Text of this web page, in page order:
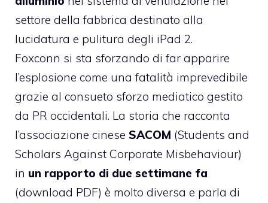
settore della fabbrica destinato alla
lucidatura e pulitura degli iPad 2.
Foxconn si sta sforzando di far apparire
l’esplosione come una fatalità imprevedibile
grazie al consueto sforzo mediatico gestito
da PR occidentali. La storia che racconta
l’associazione cinese SACOM (Students and
Scholars Against Corporate Misbehaviour)
in un rapporto di due settimane fa
(download PDF) è molto diversa e parla di